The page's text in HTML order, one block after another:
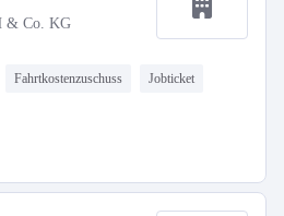
& Co. KG
Fahrtkostenzuschuss Jobticket